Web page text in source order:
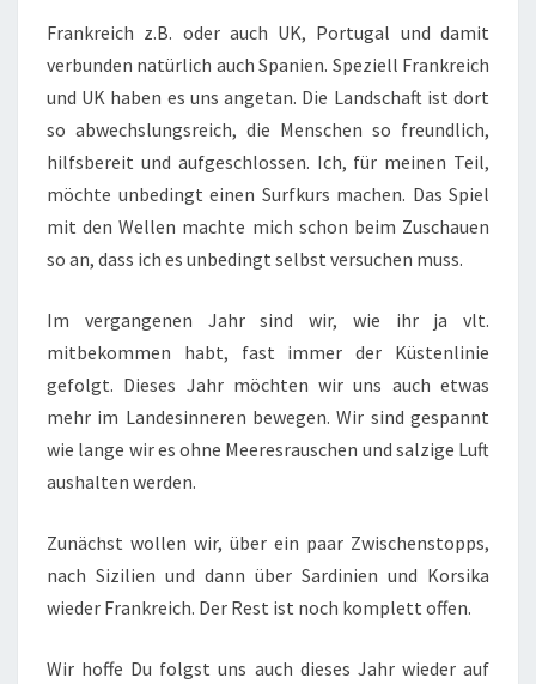
Frankreich z.B. oder auch UK, Portugal und damit
verbunden natürlich auch Spanien. Speziell Frankreich
und UK haben es uns angetan. Die Landschaft ist dort
so abwechslungsreich, die Menschen so freundlich,
hilfsbereit und aufgeschlossen. Ich, für meinen Teil,
möchte unbedingt einen Surfkurs machen. Das Spiel
mit den Wellen machte mich schon beim Zuschauen
so an, dass ich es unbedingt selbst versuchen muss.
Im vergangenen Jahr sind wir, wie ihr ja vlt.
mitbekommen habt, fast immer der Küstenlinie
gefolgt. Dieses Jahr möchten wir uns auch etwas
mehr im Landesinneren bewegen. Wir sind gespannt
wie lange wir es ohne Meeresrauschen und salzige Luft
aushalten werden.
Zunächst wollen wir, über ein paar Zwischenstopps,
nach Sizilien und dann über Sardinien und Korsika
wieder Frankreich. Der Rest ist noch komplett offen.
Wir hoffe Du folgst uns auch dieses Jahr wieder auf